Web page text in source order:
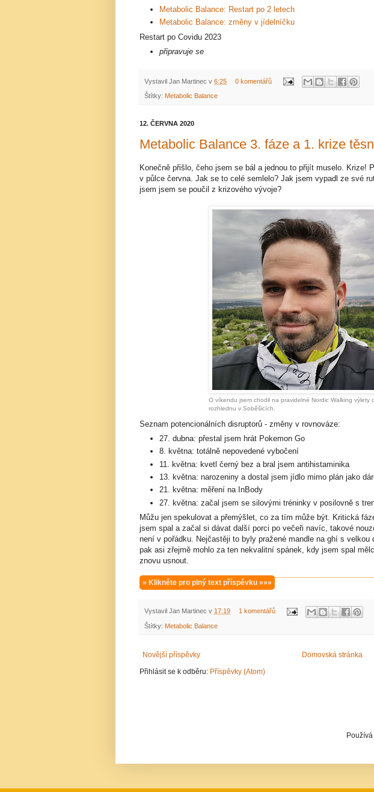
Metabolic Balance: Restart po 2 letech
Metabolic Balance: změny v jídelníčku
Restart po Covidu 2023
připravuje se
Vystavil Jan Martinec v 6:25 0 komentářů
Štítky: Metabolic Balance
12. ČERVNA 2020
Metabolic Balance 3. fáze a 1. krize
Konečně přišlo, čeho jsem se bál a jednou to přijít muselo. Krize!
v půlce června. Jak se to celé semlelo? Jak jsem vypadl ze své
jsem jsem se poučil z krizového vývoje?
O víkendu jsem chodil na pravidelné Nordic Walking výlety
rozhlednu v Soběšicích.
Seznam potencionálních disruptorů - změny v rovnováze:
27. dubna: přestal jsem hrát Pokemon Go
8. května: totálně nepovedené vybočení
11. května: kvetl černý bez a bral jsem antihistaminika
13. května: narozeniny a dostal jsem jídlo mimo plán jako
21. května: měření na InBody
27. května: začal jsem se silovými tréninky v posilovně s
Můžu jen spekulovat a přemýšlet, co za tím může být. Kritická
jsem spal a začal si dávat další porci po večeři navíc, takové
není v pořádku. Nejčastěji to byly pražené mandle na ghí s
pak asi zřejmě mohlo za ten nekvalitní spánek, kdy jsem spal
znovu usnout.
» Klikněte pro plný text příspěvku »»»
Vystavil Jan Martinec v 17:19 1 komentářů
Štítky: Metabolic Balance
Novější příspěvky
Domovská stránka
Přihlásit se k odběru: Příspěvky (Atom)